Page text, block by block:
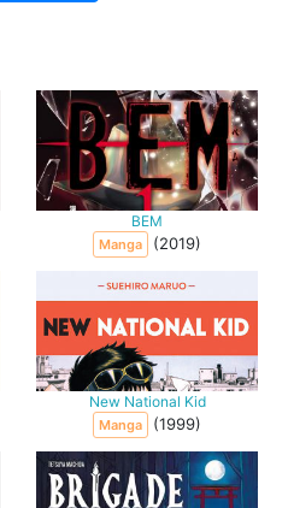
BEM
Manga (2019)
New National Kid
Manga (1999)